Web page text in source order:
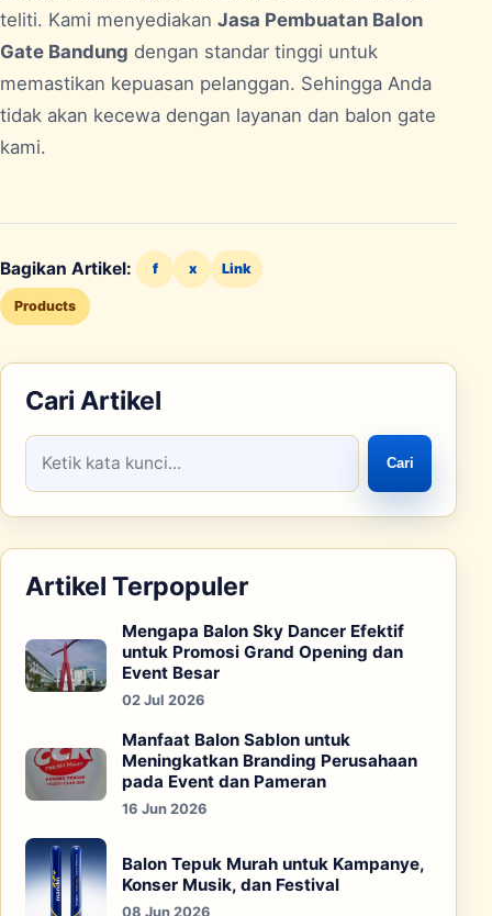
teliti. Kami menyediakan Jasa Pembuatan Balon
Gate Bandung dengan standar tinggi untuk
memastikan kepuasan pelanggan. Sehingga Anda
tidak akan kecewa dengan layanan dan balon gate
kami.
Bagikan Artikel: f x Link
Products
Cari Artikel
Cari
Artikel Terpopuler
Mengapa Balon Sky Dancer Efektif
untuk Promosi Grand Opening dan
Event Besar
02 Jul 2026
Manfaat Balon Sablon untuk
Meningkatkan Branding Perusahaan
pada Event dan Pameran
16 Jun 2026
Balon Tepuk Murah untuk Kampanye,
Konser Musik, dan Festival
08 Jun 2026